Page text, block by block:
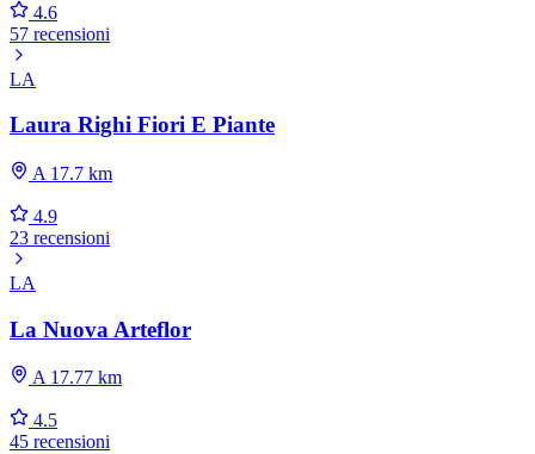
4.6
57 recensioni
LA
Laura Righi Fiori E Piante
A 17.7 km
4.9
23 recensioni
LA
La Nuova Arteflor
A 17.77 km
4.5
45 recensioni